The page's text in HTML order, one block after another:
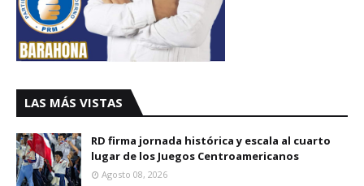
LAS MÁS VISTAS
RD firma jornada histórica y escala al cuarto
lugar de los Juegos Centroamericanos
Agosto 08, 2026